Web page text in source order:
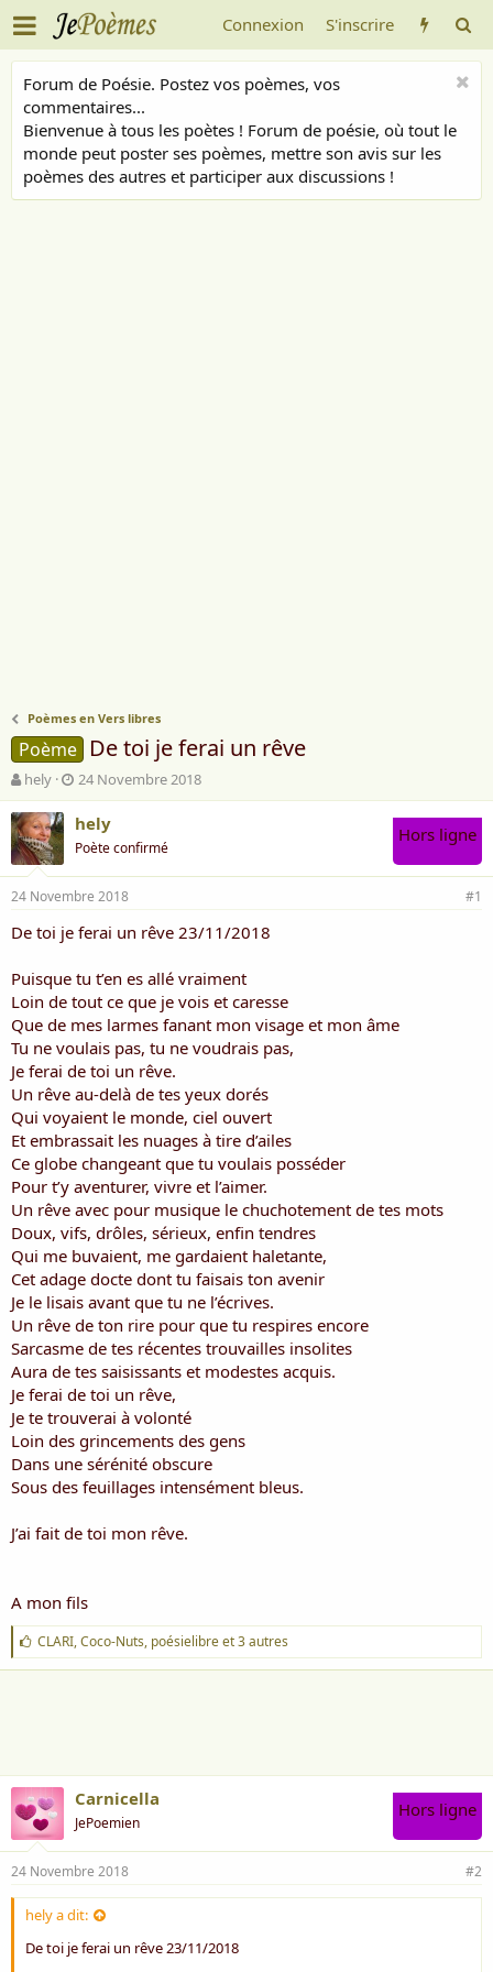
Connexion S'inscrire
Forum de Poésie. Postez vos poèmes, vos
commentaires...
Bienvenue à tous les poètes ! Forum de poésie, où tout le
monde peut poster ses poèmes, mettre son avis sur les
poèmes des autres et participer aux discussions !
Poèmes en Vers libres
Poème De toi je ferai un rêve
A
u
t
e
u
r
d
e
l
d
i
c
u
s
s
i
o
hely
D
a
t
d
e
d
é
b
t
24 Novembre 2018
hely
Poète confirmé
Hors ligne
24 Novembre 2018 #1
De toi je ferai un rêve 23/11/2018
Puisque tu t’en es allé vraiment
Loin de tout ce que je vois et caresse
Que de mes larmes fanant mon visage et mon âme
Tu ne voulais pas, tu ne voudrais pas,
Je ferai de toi un rêve.
Un rêve au-delà de tes yeux dorés
Qui voyaient le monde, ciel ouvert
Et embrassait les nuages à tire d’ailes
Ce globe changeant que tu voulais posséder
Pour t’y aventurer, vivre et l’aimer.
Un rêve avec pour musique le chuchotement de tes mots
Doux, vifs, drôles, sérieux, enfin tendres
Qui me buvaient, me gardaient haletante,
Cet adage docte dont tu faisais ton avenir
Je le lisais avant que tu ne l’écrives.
Un rêve de ton rire pour que tu respires encore
Sarcasme de tes récentes trouvailles insolites
Aura de tes saisissants et modestes acquis.
Je ferai de toi un rêve,
Je te trouverai à volonté
Loin des grincements des gens
Dans une sérénité obscure
Sous des feuillages intensément bleus.
J’ai fait de toi mon rêve.
A mon fils
J
'
a
CLARI,Coco-Nuts, poésielibreet 3 autres
Carnicella
JePoemien
Hors ligne
24 Novembre 2018 #2
hely a dit:
De toi je ferai un rêve 23/11/2018